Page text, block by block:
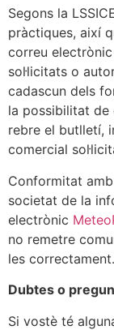
Segons la
pràctiques, així
correu
sol·licitats o
cadascun dels
la possibilitat de
rebre el butlletí,
comercial
Conformitat
societat de la
electrònic
no remetre
les correctament.
Dubtes o
Si vostè té